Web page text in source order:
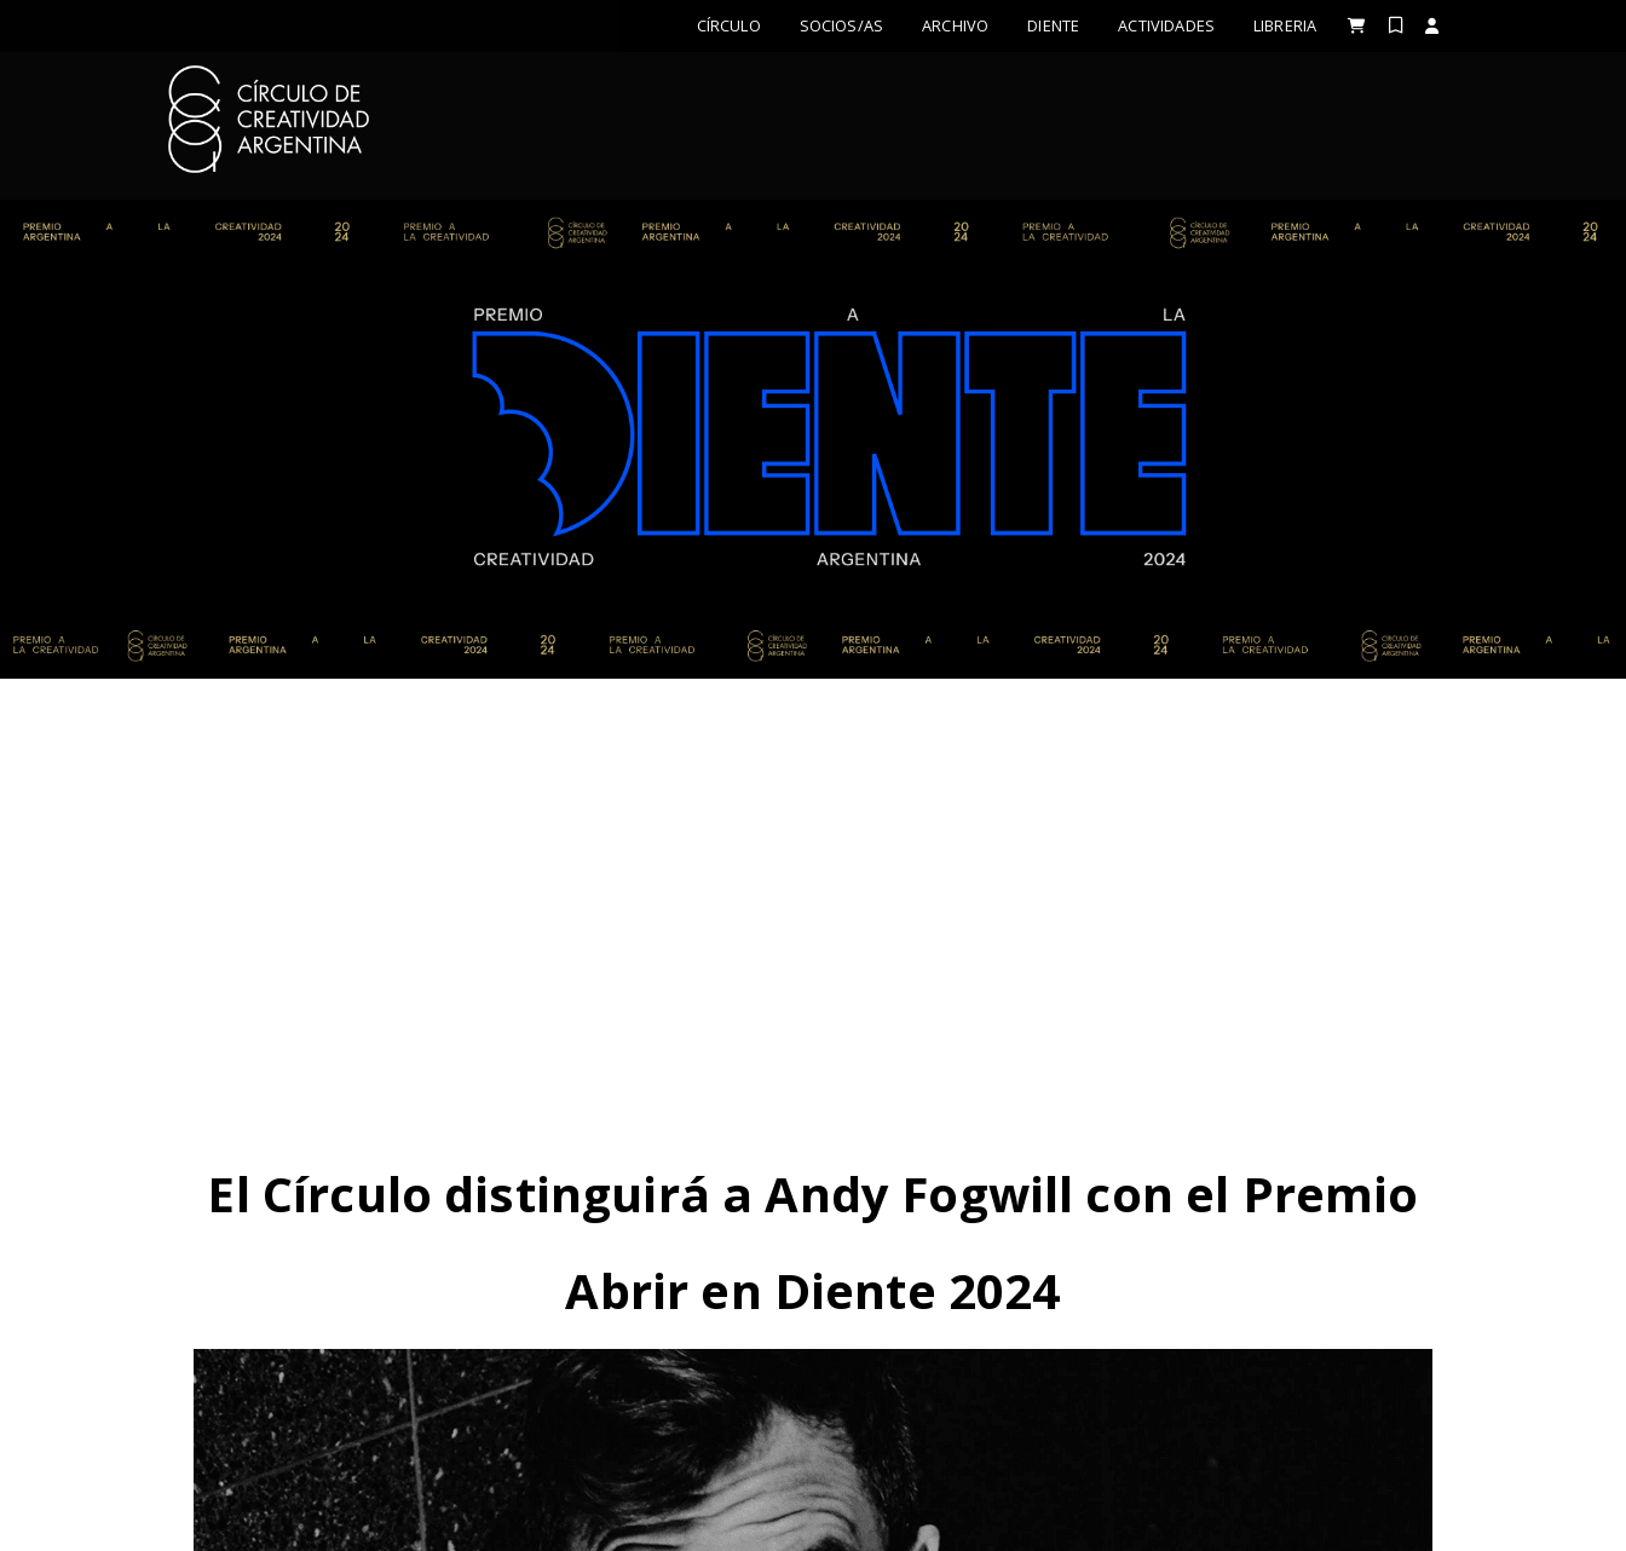
CÍRCULO SOCIOS/AS ARCHIVO DIENTE ACTIVIDADES LIBRERIA
El Círculo distinguirá a Andy Fogwill con el Premio
Abrir en Diente 2024